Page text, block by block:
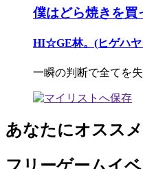
僕はどら焼きを買
HI☆GE林。(ヒゲハヤ
一瞬の判断で全てを
あなたにオスス